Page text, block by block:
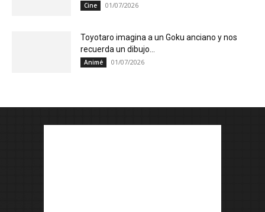
Cine 01/07/2026
Toyotaro imagina a un Goku anciano y nos
recuerda un dibujo...
Animé 01/07/2026